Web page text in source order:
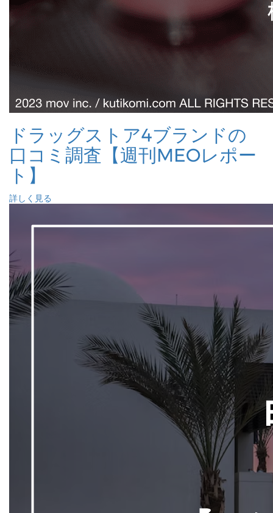
ドラッグストア4ブランドの
口コミ調査【週刊MEOレポー
ト】
詳しく見る